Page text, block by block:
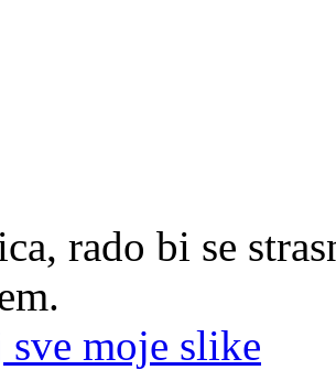
rado bi se
sve moje slike